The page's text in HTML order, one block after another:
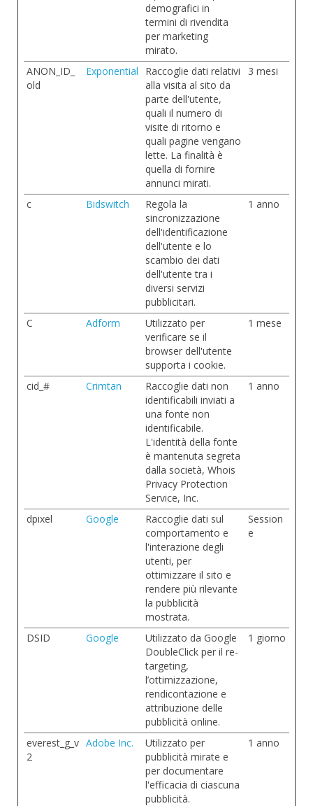
demografici in
termini di rivendita
per marketing
mirato.
ANON_ID_
old
Exponential
Raccoglie dati relativi
alla visita al sito da
parte dell'utente,
quali il numero di
visite di ritorno e
quali pagine vengano
lette. La finalità è
quella di fornire
annunci mirati.
3 mesi
c Bidswitch
Regola la
sincronizzazione
dell'identificazione
dell'utente e lo
scambio dei dati
dell'utente tra i
diversi servizi
pubblicitari.
1 anno
C Adform
Utilizzato per
verificare se il
browser dell'utente
supporta i cookie.
1 mese
cid_# Crimtan
Raccoglie dati non
identificabili inviati a
una fonte non
identificabile.
L'identità della fonte
è mantenuta segreta
dalla società, Whois
Privacy Protection
Service, Inc.
1 anno
dpixel Google
Raccoglie dati sul
comportamento e
l'interazione degli
utenti, per
ottimizzare il sito e
rendere più rilevante
la pubblicità
mostrata.
Session
e
DSID Google
Utilizzato da Google
DoubleClick per il re-
targeting,
l’ottimizzazione,
rendicontazione e
attribuzione delle
pubblicità online.
1 giorno
everest_g_v
2
Adobe Inc.
Utilizzato per
pubblicità mirate e
per documentare
l'efficacia di ciascuna
pubblicità.
1 anno